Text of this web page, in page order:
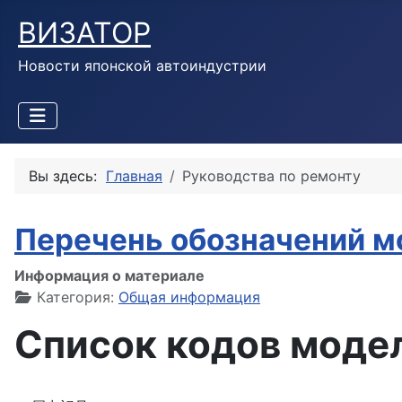
ВИЗАТОР
Новости японской автоиндустрии
Вы здесь: Главная Руководства по ремонту
Перечень обозначений
Информация о материале
Категория: Общая информация
Список кодов